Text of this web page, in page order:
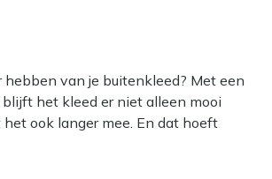
aan je buitenruimte, maar
of gewoon als blikvanger op je terras!
polypropyleen dat lang
van je buitenkleed? Met een
het kleed er niet alleen mooi
het ook langer mee. En dat hoeft